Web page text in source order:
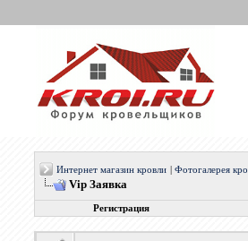
Интернет магазин кровли |Фотогалерея
Vip Заявка
Регистрация